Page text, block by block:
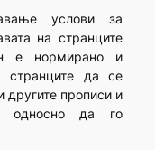
услови за
на странците
е нормирано и
да се
другите прописи и
односно да го